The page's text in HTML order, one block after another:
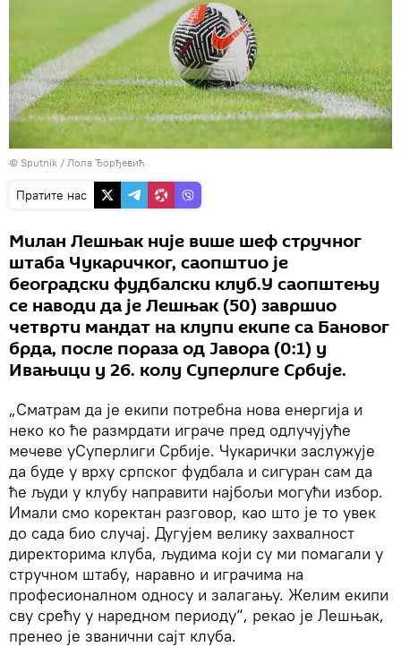
© Sputnik / Лола Ђорђевић
Пратите нас
Милан Лешњак није више шеф стручног
штаба Чукаричког, саопштио је
београдски фудбалски клуб.У саопштењу
се наводи да је Лешњак (50) завршио
четврти мандат на клупи екипе са Бановог
брда, после пораза од Јавора (0:1) у
Ивањици у 26. колу Суперлиге Србије.
„Сматрам да је екипи потребна нова енергија и
неко ко ће размрдати играче пред одлучујуће
мечеве уСуперлиги Србије. Чукарички заслужује
да буде у врху српског фудбала и сигуран сам да
ће људи у клубу направити најбољи могући избор.
Имали смо коректан разговор, као што је то увек
до сада био случај. Дугујем велику захвалност
директорима клуба, људима који су ми помагали у
стручном штабу, наравно и играчима на
професионалном односу и залагању. Желим екипи
сву срећу у наредном периоду“, рекао је Лешњак,
пренео је званични сајт клуба.